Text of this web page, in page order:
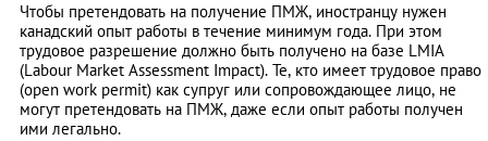
Чтобы претендовать на получение ПМЖ, иностранцу нужен
канадский опыт работы в течение минимум года. При этом
трудовое разрешение должно быть получено на базе LMIA
(Labour Market Assessment Impact). Те, кто имеет трудовое право
(open work permit) как супруг или сопровождающее лицо, не
могут претендовать на ПМЖ, даже если опыт работы получен
ими легально.